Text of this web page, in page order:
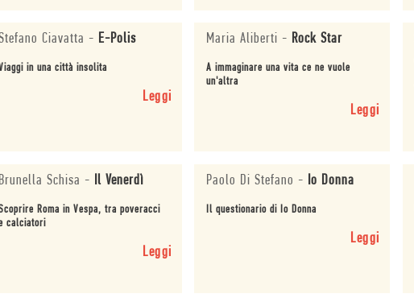
Ciavatta - E-Polis
in una città insolita
Leggi
Maria Aliberti - Rock Star
A immaginare una vita ce ne vuole
un'altra
Leggi
Schisa - Il Venerdì
Roma in Vespa, tra poveracci
calciatori
Leggi
Paolo Di Stefano - Io Donna
Il questionario di Io Donna
Leggi